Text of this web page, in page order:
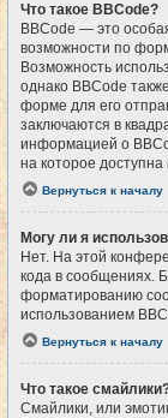
Что такое BBCode?
BBCode — это
возможности по
Возможность
однако BBCode
форме для его
заключаются в
информацией о
на которое
Вернуться к началу
Могу ли я
Нет. На этой
кода в сообщениях.
форматированию
использованием
Вернуться к началу
Что такое
Смайлики, или